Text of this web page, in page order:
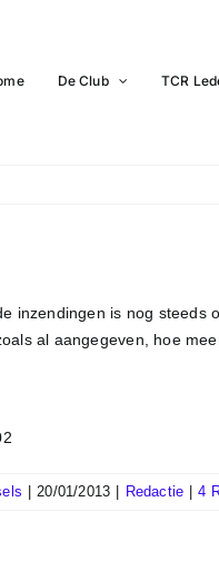
De Club TCR
inzendingen is nog steeds
al aangegeven, hoe
20/01/2013 Redactie 4